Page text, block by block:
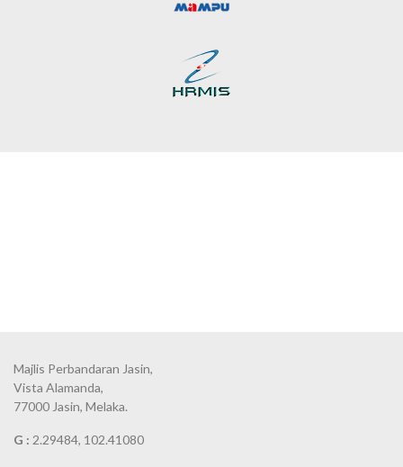
Majlis Perbandaran Jasin,
Vista Alamanda,
77000 Jasin, Melaka.
G : 2.29484, 102.41080